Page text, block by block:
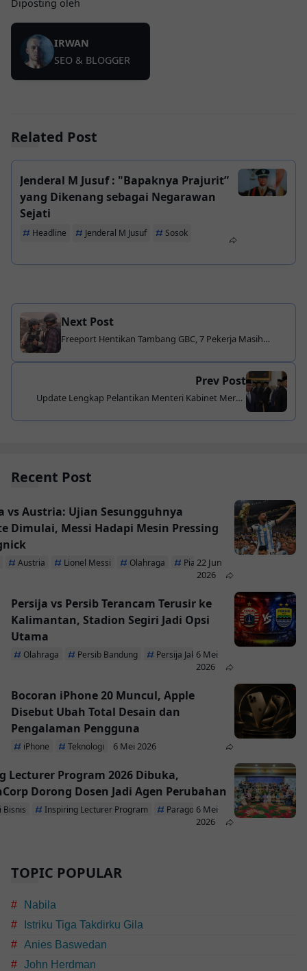
Diposting oleh
IRWAN
SEO & BLOGGER
Related Post
Jenderal M Jusuf : "Bapaknya Prajurit”
yang Dikenang sebagai Negarawan
Sejati
Headline Jenderal M Jusuf Sosok
Next Post
Freeport Hentikan Tambang GBC, 7 Pekerja Masih
Prev Post
Update Lengkap Pelantikan Menteri Kabinet Merah
Recent Post
vs Austria: Ujian Sesungguhnya
Dimulai, Messi Hadapi Mesin Pressing
Austria Lionel Messi Olahraga Piala Dunia 2026
22 Jun
2026
Persija vs Persib Terancam Terusir ke
Kalimantan, Stadion Segiri Jadi Opsi
Utama
Olahraga Persib Bandung Persija Jakarta
6 Mei
2026
Bocoran iPhone 20 Muncul, Apple
Disebut Ubah Total Desain dan
Pengalaman Pengguna
iPhone Teknologi 6 Mei 2026
Lecturer Program 2026 Dibuka,
Dorong Dosen Jadi Agen Perubahan
Bisnis Inspiring Lecturer Program ParagonCorp
6 Mei
2026
TOPIC POPULAR
Nabila
Istriku Tiga Takdirku Gila
Anies Baswedan
John Herdman